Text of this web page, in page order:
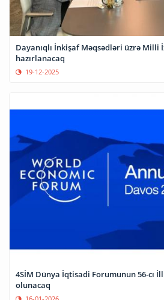
Dayanıqlı İnkişaf Məqsədləri üzrə Milli
hazırlanacaq
19-12-2025
4SİM Dünya İqtisadi Forumunun 56-cı
olunacaq